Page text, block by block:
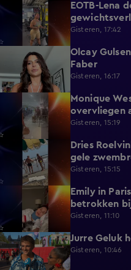
0:13
EOTB-Lena
Gisteren, 17:42
Olcay
Faber
Gisteren, 16:17
Monique
overvliegen
Gisteren, 15:19
0:17
Dries
gele
Gisteren, 15:15
Emily in
betrokken
Gisteren, 11:10
1:12 Jurre Geluk
Gisteren, 10:46